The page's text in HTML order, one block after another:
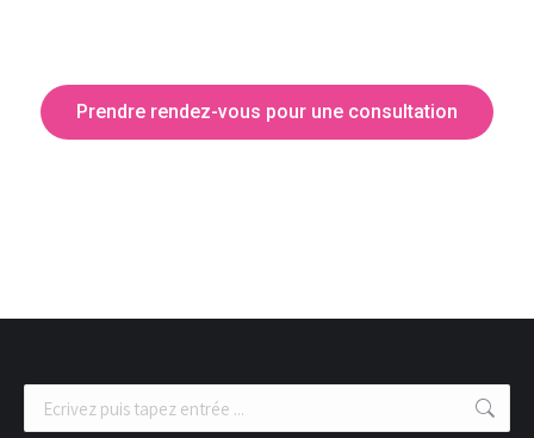
Prendre rendez-vous pour une consultation